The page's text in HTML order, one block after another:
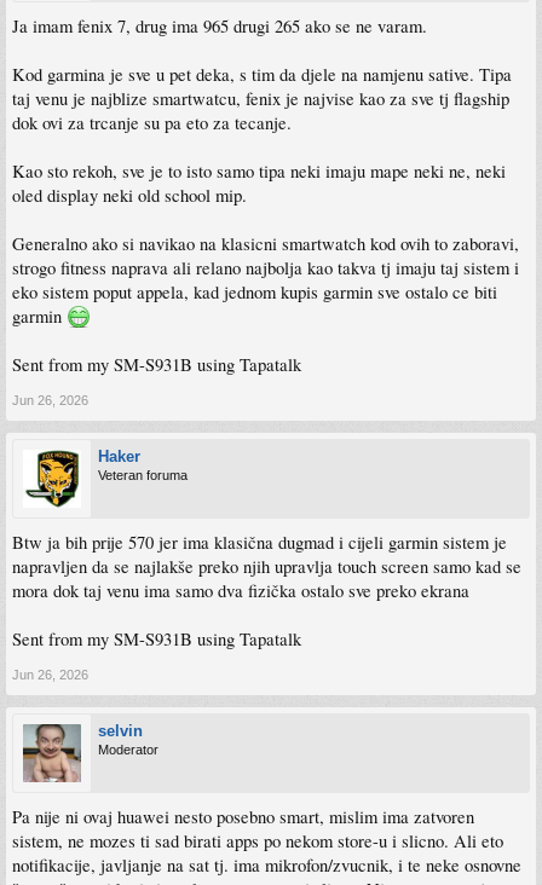
Ja imam fenix 7, drug ima 965 drugi 265 ako se ne varam.
Kod garmina je sve u pet deka, s tim da djele na namjenu sative. Tipa
taj venu je najblize smartwatcu, fenix je najvise kao za sve tj flagship
dok ovi za trcanje su pa eto za tecanje.
Kao sto rekoh, sve je to isto samo tipa neki imaju mape neki ne, neki
oled display neki old school mip.
Generalno ako si navikao na klasicni smartwatch kod ovih to zaboravi,
strogo fitness naprava ali relano najbolja kao takva tj imaju taj sistem i
eko sistem poput appela, kad jednom kupis garmin sve ostalo ce biti
garmin
Sent from my SM-S931B using Tapatalk
Jun 26, 2026
Haker
Veteran foruma
Btw ja bih prije 570 jer ima klasična dugmad i cijeli garmin sistem je
napravljen da se najlakše preko njih upravlja touch screen samo kad se
mora dok taj venu ima samo dva fizička ostalo sve preko ekrana
Sent from my SM-S931B using Tapatalk
Jun 26, 2026
selvin
Moderator
Pa nije ni ovaj huawei nesto posebno smart, mislim ima zatvoren
sistem, ne mozes ti sad birati apps po nekom store-u i slicno. Ali eto
notifikacije, javljanje na sat tj. ima mikrofon/zvucnik, i te neke osnovne